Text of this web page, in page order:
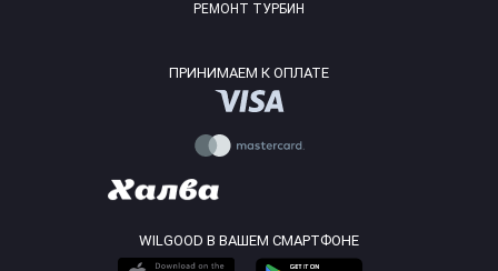
РЕМОНТ ТУРБИН
ПРИНИМАЕМ К ОПЛАТЕ
WILGOOD В ВАШЕМ СМАРТФОНЕ